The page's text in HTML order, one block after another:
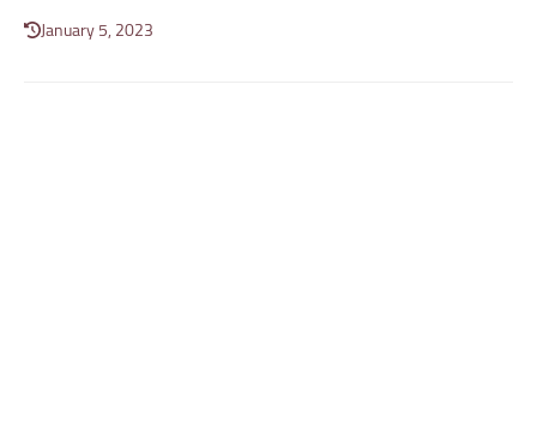
January 5, 2023